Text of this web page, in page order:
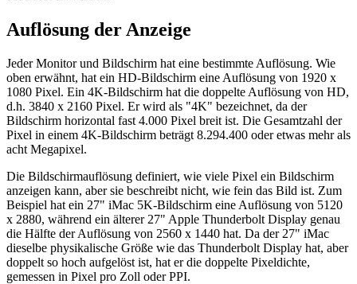
Auflösung der Anzeige
Jeder Monitor und Bildschirm hat eine bestimmte Auflösung. Wie
oben erwähnt, hat ein HD-Bildschirm eine Auflösung von 1920 x
1080 Pixel. Ein 4K-Bildschirm hat die doppelte Auflösung von HD,
d.h. 3840 x 2160 Pixel. Er wird als "4K" bezeichnet, da der
Bildschirm horizontal fast 4.000 Pixel breit ist. Die Gesamtzahl der
Pixel in einem 4K-Bildschirm beträgt 8.294.400 oder etwas mehr als
acht Megapixel.
Die Bildschirmauflösung definiert, wie viele Pixel ein Bildschirm
anzeigen kann, aber sie beschreibt nicht, wie fein das Bild ist. Zum
Beispiel hat ein 27" iMac 5K-Bildschirm eine Auflösung von 5120
x 2880, während ein älterer 27" Apple Thunderbolt Display genau
die Hälfte der Auflösung von 2560 x 1440 hat. Da der 27" iMac
dieselbe physikalische Größe wie das Thunderbolt Display hat, aber
doppelt so hoch aufgelöst ist, hat er die doppelte Pixeldichte,
gemessen in Pixel pro Zoll oder PPI.